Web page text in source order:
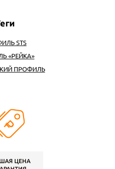
STS
«РЕЙКА»
ПРОФИЛЬ
ЦЕНА